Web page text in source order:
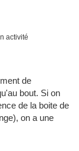
activité
de
bout. Si on
de la boite de
on a une